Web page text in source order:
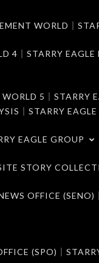
WORLD｜
4｜STARRY
5｜STARRY
｜STARRY EAGLE
EAGLE GROUP
STORY
OFFICE (SENO)
(SPO)｜